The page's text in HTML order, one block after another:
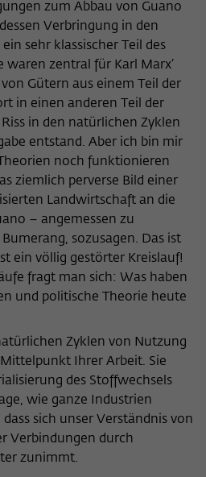
zum Abbau von Guano
Verbringung in den
sehr klassischer Teil des
waren zentral für Karl Marx’
Gütern aus einem Teil der
in einen anderen Teil der
in den natürlichen Zyklen
entstand. Aber ich bin mir
noch funktionieren
ziemlich perverse Bild einer
Landwirtschaft an die
– angemessen zu
sozusagen. Das ist
ein völlig gestörter Kreislauf!
fragt man sich: Was haben
und politische Theorie heute
Zyklen von Nutzung
Ihrer Arbeit. Sie
des Stoffwechsels
wie ganze Industrien
sich unser Verständnis von
Verbindungen durch
zunimmt.